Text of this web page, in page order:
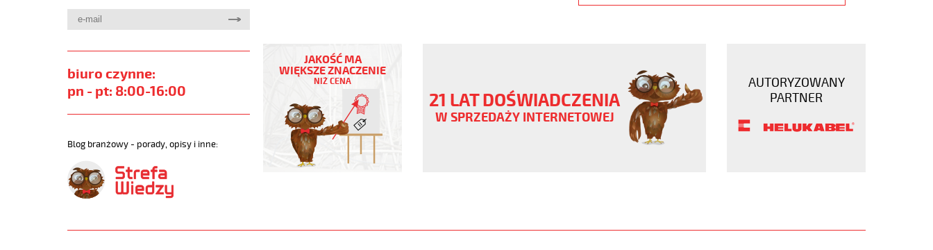
biuro czynne:
pn - pt: 8:00-16:00
Blog branżowy - porady, opisy i inne:
5G10
Kabel
450/750V
izolacja
epr,opona
pur,giętki
https://www.static.helukabel-
F-
JAKOŚĆ MA
WIĘKSZE ZNACZENIE
NIŻ CENA
21 LAT DOŚWIADCZENIA
W SPRZEDAŻY INTERNETOWEJ
AUTORYZOWANY
PARTNER